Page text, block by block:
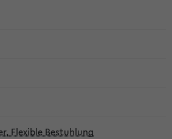
Flexible Bestuhlung